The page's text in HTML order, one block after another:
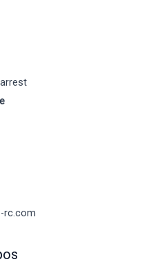
rc.com